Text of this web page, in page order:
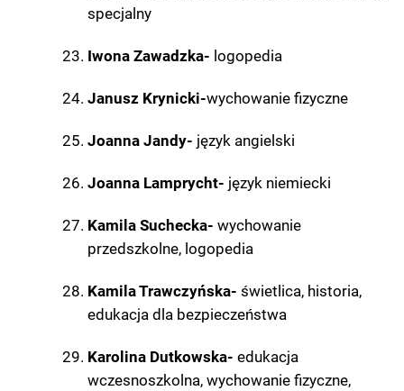
specjalny
Iwona Zawadzka- logopedia
Janusz Krynicki-wychowanie fizyczne
Joanna Jandy- język angielski
Joanna Lamprycht- język niemiecki
Kamila Suchecka-wychowanie
przedszkolne, logopedia
Kamila Trawczyńska- świetlica, historia,
edukacja dla bezpieczeństwa
Karolina Dutkowska-edukacja
wczesnoszkolna, wychowanie fizyczne,